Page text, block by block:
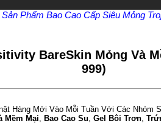
Phẩm Bao Cao Cấp Siêu Mỏng
BareSkin Mỏng Và
999)
Hàng Mới Vào Mỗi Tuần Với Các Nhóm
Mềm Mại, Bao Cao Su, Gel Bôi Trơn,